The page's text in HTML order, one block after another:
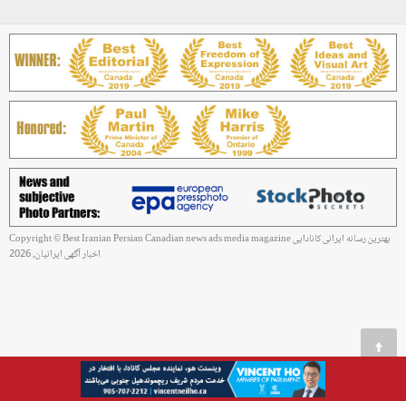
Copyright © Best Iranian Persian Canadian news ads media magazine بهترین رسانه ایرانی کانادایی
اخبار آگهی ایرانیان, 2026